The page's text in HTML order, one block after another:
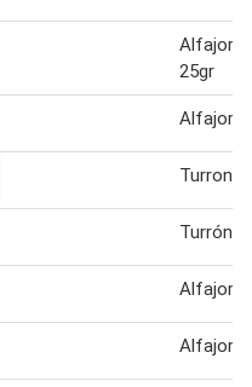
Alfajor
25gr
Alfajor
Turron
Turrón
Alfajor
Alfajor